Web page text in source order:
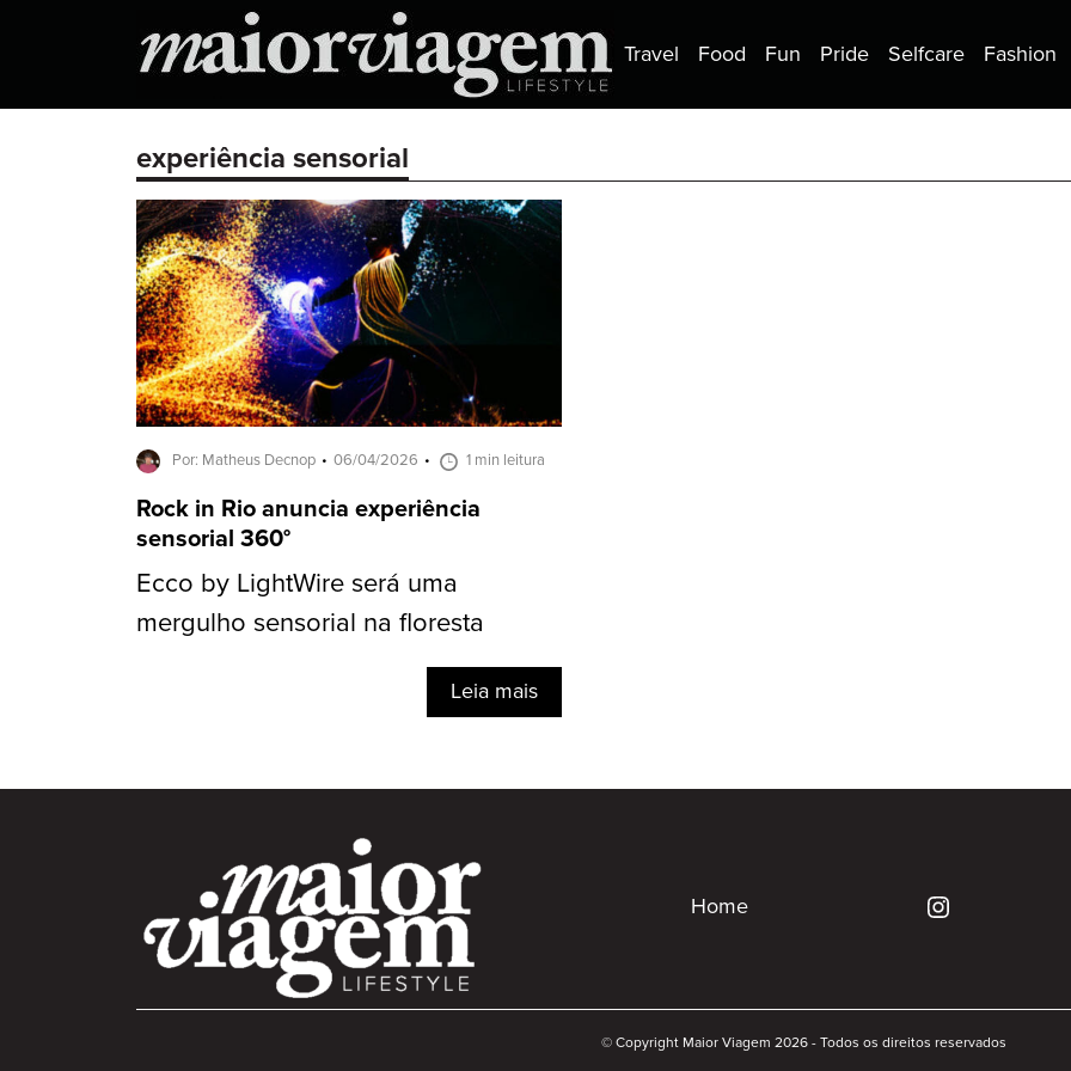
Travel Food Fun Pride Selfcare Fashion
experiência sensorial
Por: Matheus Decnop 06/04/2026 1 min leitura
Rock in Rio anuncia experiência
sensorial 360°
Ecco by LightWire será uma
mergulho sensorial na floresta
Leia mais
Home
© Copyright Maior Viagem 2026 - Todos os direitos reservados